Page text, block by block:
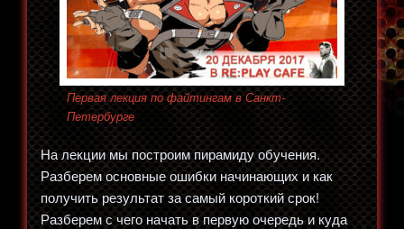
Первая лекция по файтингам в Санкт-
Петербурге
На лекции мы построим пирамиду обучения.
Разберем основные ошибки начинающих и как
получить результат за самый короткий срок!
Разберем с чего начать в первую очередь и куда